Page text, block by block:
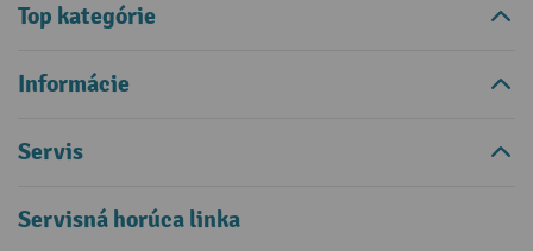
Top kategórie
Informácie
Servis
Servisná horúca linka